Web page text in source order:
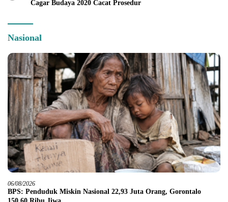
Cagar Budaya 2020 Cacat Prosedur
Nasional
06/08/2026
BPS: Penduduk Miskin Nasional 22,93 Juta Orang, Gorontalo